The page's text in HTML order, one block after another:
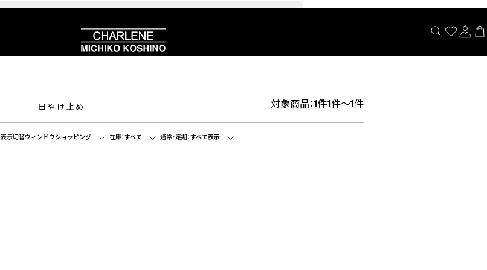
日やけ止め 対象商品：1件1件～1件
表示切替ウィンドウショッピング 在庫：すべて 通常・定期：すべて表示